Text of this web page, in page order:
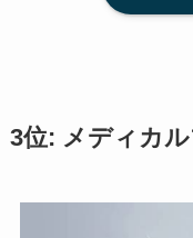
3位: メディカ